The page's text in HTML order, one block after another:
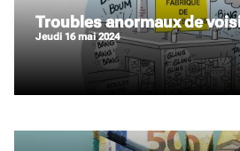
Troubles anormaux de
jeudi 16 mai 2024